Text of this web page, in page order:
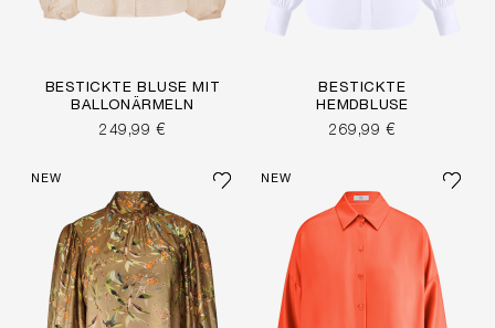
BESTICKTE BLUSE MIT
BALLONÄRMELN
249,99 €
BESTICKTE
HEMDBLUSE
269,99 €
NEW NEW